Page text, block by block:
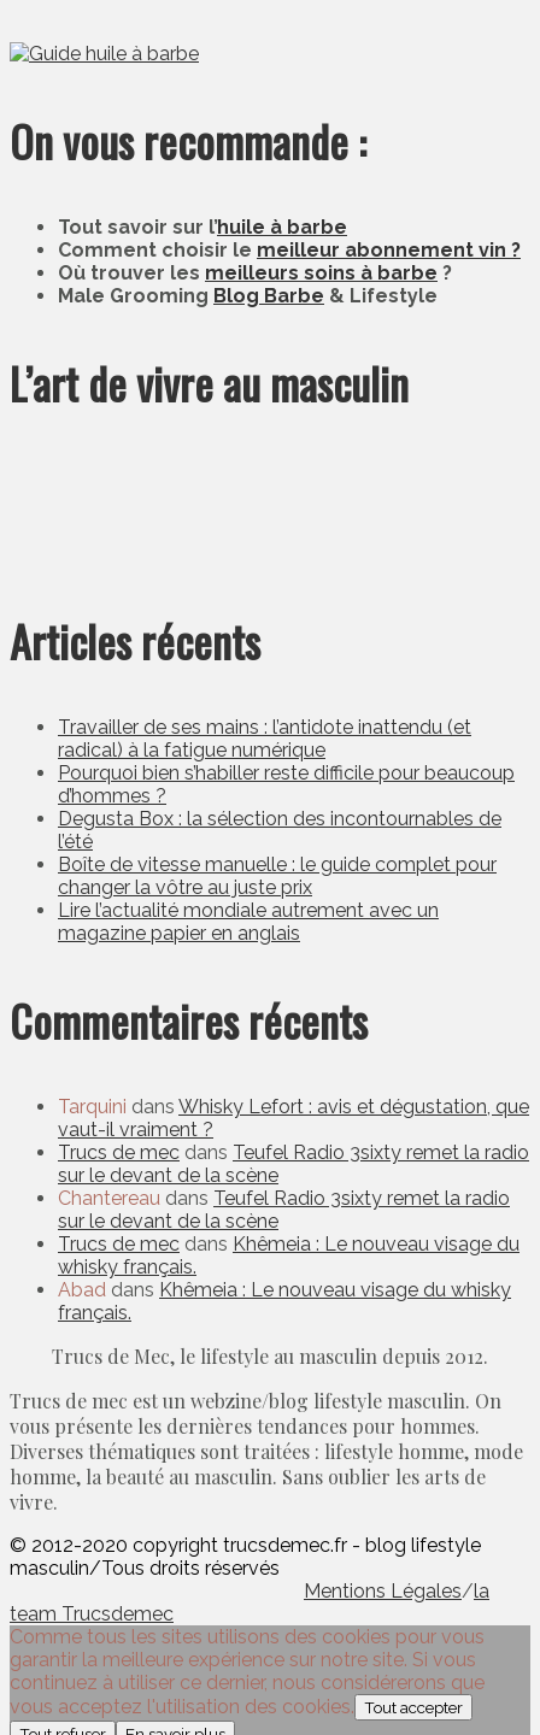
On vous recommande :
Tout savoir sur l’huile à barbe
Comment choisir le meilleur abonnement vin ?
Où trouver les meilleurs soins à barbe ?
Male Grooming Blog Barbe & Lifestyle
L’art de vivre au masculin
Articles récents
Travailler de ses mains : l’antidote inattendu (et
radical) à la fatigue numérique
Pourquoi bien s’habiller reste difficile pour beaucoup
d’hommes ?
Degusta Box : la sélection des incontournables de
l’été
Boîte de vitesse manuelle : le guide complet pour
changer la vôtre au juste prix
Lire l’actualité mondiale autrement avec un
magazine papier en anglais
Commentaires récents
Tarquini dans Whisky Lefort : avis et dégustation, que
vaut-il vraiment ?
Trucs de mec dans Teufel Radio 3sixty remet la radio
sur le devant de la scène
Chantereau dans Teufel Radio 3sixty remet la radio
sur le devant de la scène
Trucs de mec dans Khêmeia : Le nouveau visage du
whisky français.
Abad dans Khêmeia : Le nouveau visage du whisky
français.
Trucs de Mec, le lifestyle au masculin depuis 2012.
Trucs de mec est un webzine/blog lifestyle masculin. On
vous présente les dernières tendances pour hommes.
Diverses thématiques sont traitées : lifestyle homme, mode
homme, la beauté au masculin. Sans oublier les arts de
vivre.
© 2012-2020 copyright trucsdemec.fr - blog lifestyle
masculin/Tous droits réservés
Mentions Légales/la
team Trucsdemec
Comme tous les sites utilisons des cookies pour vous
garantir la meilleure expérience sur notre site. Si vous
continuez à utiliser ce dernier, nous considérerons que
vous acceptez l'utilisation des cookies. Tout accepter